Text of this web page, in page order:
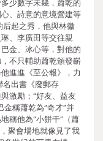
少數字未幾，蕭乾的
、詩意的意境營建等
起之秀，他與林徽
、李廣田等交往親
金、冰心等，對他的
不只輔助蕭乾頒發嶄
進進《至公報》，力
名出書《廢郵存
激勵；“好友、益友
稱蕭乾為“奇才”并
稱他為“小餅干”（蕭
聚會場地就像見了我